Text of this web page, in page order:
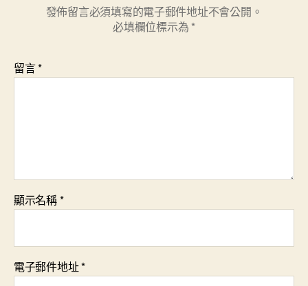
發佈留言必須填寫的電子郵件地址不會公開。
必填欄位標示為 *
留言*
顯示名稱*
電子郵件地址*